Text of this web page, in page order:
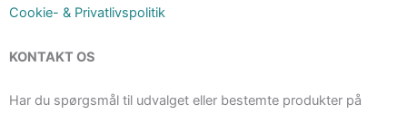
Cookie- & Privatlivspolitik
KONTAKT OS
Har du spørgsmål til udvalget eller bestemte produkter på